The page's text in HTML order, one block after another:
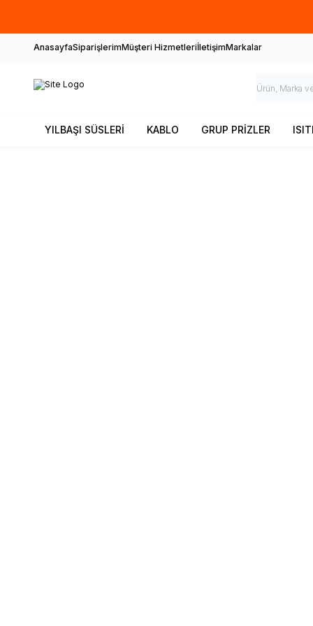
AnasayfaSiparişlerimMüşteri HizmetleriİletişimMarkalar
YILBAŞI SÜSLERİ KABLO GRUP PRİZLER